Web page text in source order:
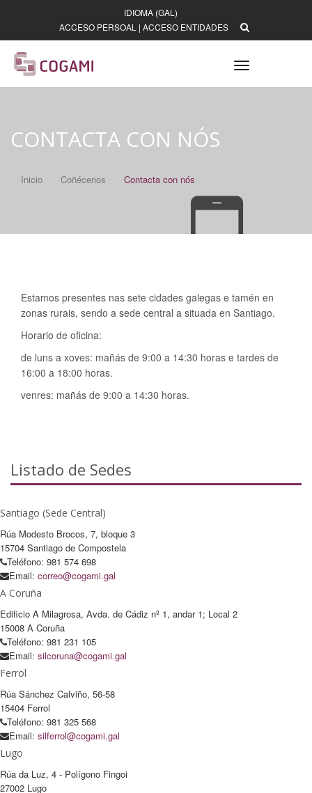
IDIOMA (GAL)
ACCESO PERSOAL | ACCESO ENTIDADES
Toggle
navigation
CONTACTA CON NÓS
Inicio Coñécenos Contacta con nós
Estamos presentes nas sete cidades galegas e tamén en
zonas rurais, sendo a sede central a situada en Santiago.
Horario de oficina:
de luns a xoves: mañás de 9:00 a 14:30 horas e tardes de
16:00 a 18:00 horas.
venres: mañás de 9:00 a 14:30 horas.
Listado de Sedes
Santiago (Sede Central)
Rúa Modesto Brocos, 7, bloque 3
15704 Santiago de Compostela
Teléfono: 981 574 698
Email: correo@cogami.gal
A Coruña
Edificio A Milagrosa, Avda. de Cádiz nº 1, andar 1; Local 2
15008 A Coruña
Teléfono: 981 231 105
Email: silcoruna@cogami.gal
Ferrol
Rúa Sánchez Calviño, 56-58
15404 Ferrol
Teléfono: 981 325 568
Email: silferrol@cogami.gal
Lugo
Rúa da Luz, 4 - Polígono Fingoi
27002 Lugo